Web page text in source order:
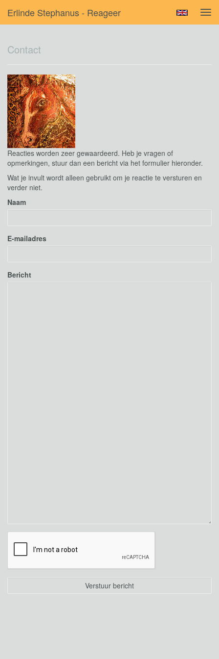
Erlinde Stephanus - Reageer
Contact
Reacties worden zeer gewaardeerd. Heb je vragen of
opmerkingen, stuur dan een bericht via het formulier hieronder.
Wat je invult wordt alleen gebruikt om je reactie te versturen en
verder niet.
Naam
E-mailadres
Bericht